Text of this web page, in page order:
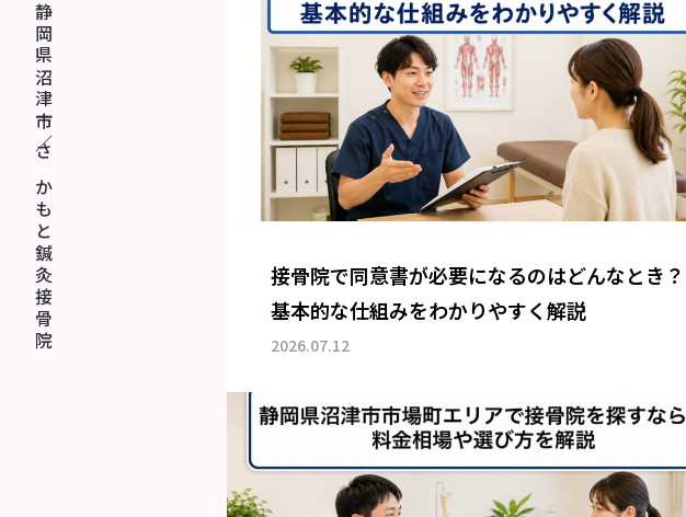
静 岡 県 沼 津 市 ／ さ か も と 鍼 灸 接 骨 院
接骨院で同意書が必要になるのはどんなとき？
基本的な仕組みをわかりやすく解説
2026.07.12